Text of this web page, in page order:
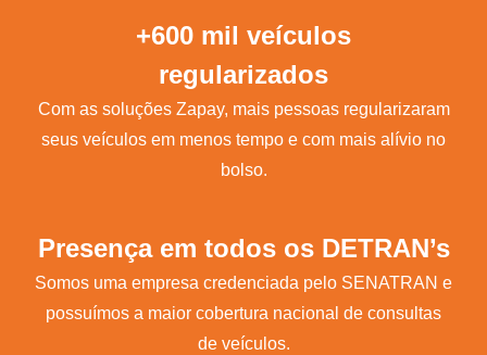
+600 mil veículos
regularizados
Com as soluções Zapay, mais pessoas regularizaram
seus veículos em menos tempo e com mais alívio no
bolso.
Presença em todos os DETRAN’s
Somos uma empresa credenciada pelo SENATRAN e
possuímos a maior cobertura nacional de consultas
de veículos.